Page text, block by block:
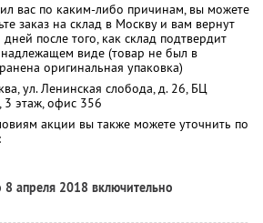
вас по каким-либо причинам, вы можете
заказ на склад в Москву и вам вернут
после того, как склад подтвердит
виде (товар не был в
оригинальная упаковка)
ул. Ленинская слобода, д. 26, БЦ
3 этаж, офис 356
акции вы также можете уточнить по
8 апреля 2018 включительно